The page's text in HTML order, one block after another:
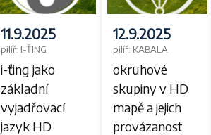
11.9.2025
pilíř: I-ŤING
i-ťing jako
základní
vyjadřovací
jazyk HD
12.9.2025
pilíř: KABALA
okruhové
skupiny v HD
mapě a jejich
provázanost